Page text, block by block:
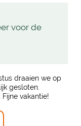
voor de
draaien we op
gesloten.
vakantie!